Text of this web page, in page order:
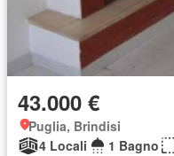
43.000 €
Puglia, Brindisi
4 Locali
1 Bagno